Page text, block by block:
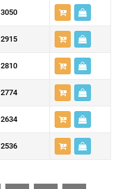
3050
2915
2810
2774
2634
2536